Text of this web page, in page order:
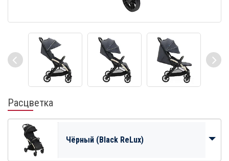
Расцветка
Чёрный (Black ReLux)